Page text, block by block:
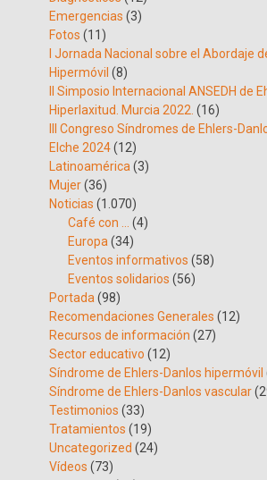
Emergencias (3)
Fotos (11)
I Jornada Nacional sobre el Abordaje
Hipermóvil (8)
II Simposio Internacional ANSEDH de
Hiperlaxitud. Murcia 2022. (16)
III Congreso Síndromes de Ehlers-
Elche 2024(12)
Latinoamérica (3)
Mujer(36)
Noticias (1.070)
Café con …
(4)
Europa (34)
Eventos informativos (58)
Eventos solidarios (56)
Portada (98)
Recomendaciones Generales (12)
Recursos de información (27)
Sector educativo (12)
Síndrome de Ehlers-Danlos hipermóvil
Síndrome de Ehlers-Danlos vascular
Testimonios (33)
Tratamientos (19)
Uncategorized (24)
Vídeos (73)